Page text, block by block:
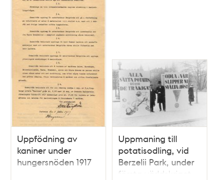
Uppfödning av
kaniner under
hungersnöden 1917
Uppmaning till
potatisodling, vid
Berzelii Park, under
första världskriget